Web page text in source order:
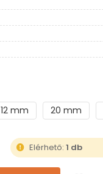
12 mm 20 mm
Elérhető:1 db